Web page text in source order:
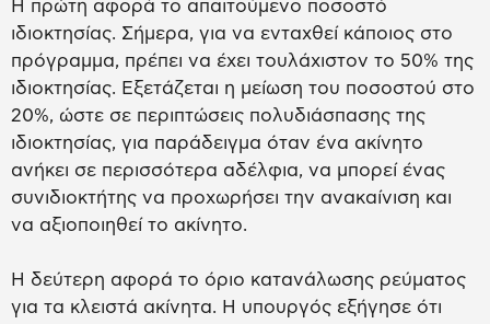
Η πρώτη αφορά το απαιτούμενο ποσοστό
ιδιοκτησίας. Σήμερα, για να ενταχθεί κάποιος στο
πρόγραμμα, πρέπει να έχει τουλάχιστον το 50% της
ιδιοκτησίας. Εξετάζεται η μείωση του ποσοστού στο
20%, ώστε σε περιπτώσεις πολυδιάσπασης της
ιδιοκτησίας, για παράδειγμα όταν ένα ακίνητο
ανήκει σε περισσότερα αδέλφια, να μπορεί ένας
συνιδιοκτήτης να προχωρήσει την ανακαίνιση και
να αξιοποιηθεί το ακίνητο.
Η δεύτερη αφορά το όριο κατανάλωσης ρεύματος
για τα κλειστά ακίνητα. Η υπουργός εξήγησε ότι